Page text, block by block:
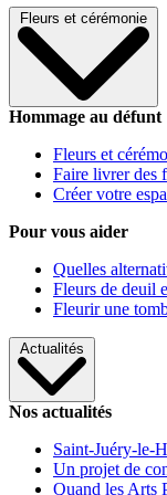
Fleurs et cérémonie
Hommage au défunt
Fleurs et
Faire livrer des
Créer votre
Pour vous aider
Quelles
Fleurs de deuil
Fleurir une
Actualités
Nos actualités
Saint-Juéry-le-
Un projet de
Quand les Arts